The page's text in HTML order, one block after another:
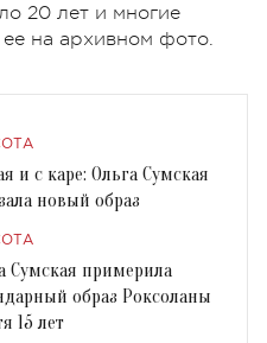
20 лет и многие
ее на архивном фото.
и с каре: Ольга Сумская
новый образ
Сумская примерила
образ Роксоланы
15 лет